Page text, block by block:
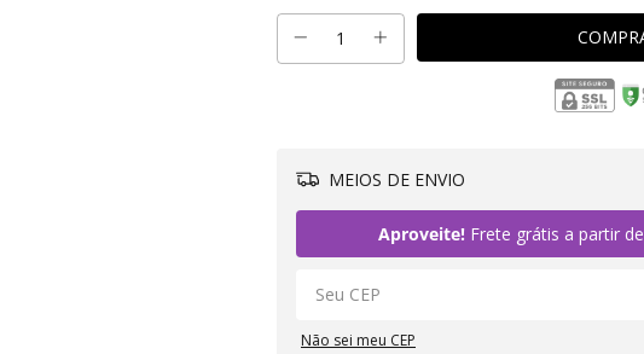
MEIOS DE ENVIO
Aproveite!Frete grátis a partir de
Não sei meu CEP